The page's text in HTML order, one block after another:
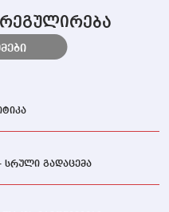
სრული გადაცემა